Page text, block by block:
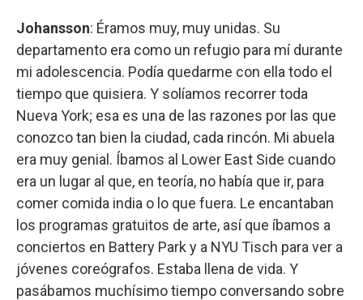
Johansson: Éramos muy, muy unidas. Su
departamento era como un refugio para mí durante
mi adolescencia. Podía quedarme con ella todo el
tiempo que quisiera. Y solíamos recorrer toda
Nueva York; esa es una de las razones por las que
conozco tan bien la ciudad, cada rincón. Mi abuela
era muy genial. Íbamos al Lower East Side cuando
era un lugar al que, en teoría, no había que ir, para
comer comida india o lo que fuera. Le encantaban
los programas gratuitos de arte, así que íbamos a
conciertos en Battery Park y a NYU Tisch para ver a
jóvenes coreógrafos. Estaba llena de vida. Y
pasábamos muchísimo tiempo conversando sobre